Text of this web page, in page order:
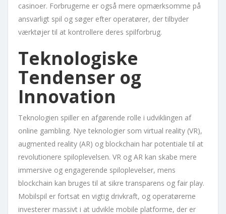
casinoer. Forbrugerne er også mere opmærksomme på
ansvarligt spil og søger efter operatører, der tilbyder
værktøjer til at kontrollere deres spilforbrug.
Teknologiske
Tendenser og
Innovation
Teknologien spiller en afgørende rolle i udviklingen af
online gambling. Nye teknologier som virtual reality (VR),
augmented reality (AR) og blockchain har potentiale til at
revolutionere spiloplevelsen. VR og AR kan skabe mere
immersive og engagerende spiloplevelser, mens
blockchain kan bruges til at sikre transparens og fair play.
Mobilspil er fortsat en vigtig drivkraft, og operatørerne
investerer massivt i at udvikle mobile platforme, der er